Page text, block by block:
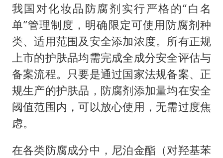
我国对化妆品防腐剂实行严格的“白名
单”管理制度，明确限定可使用防腐剂种
类、适用范围及安全添加浓度。所有正规
上市的护肤品均需完成全成分安全评估与
备案流程。只要是通过国家法规备案、正
规生产的护肤品，防腐剂添加量均在安全
阈值范围内，可以放心使用，无需过度焦
虑。
在各类防腐成分中，尼泊金酯（对羟基苯